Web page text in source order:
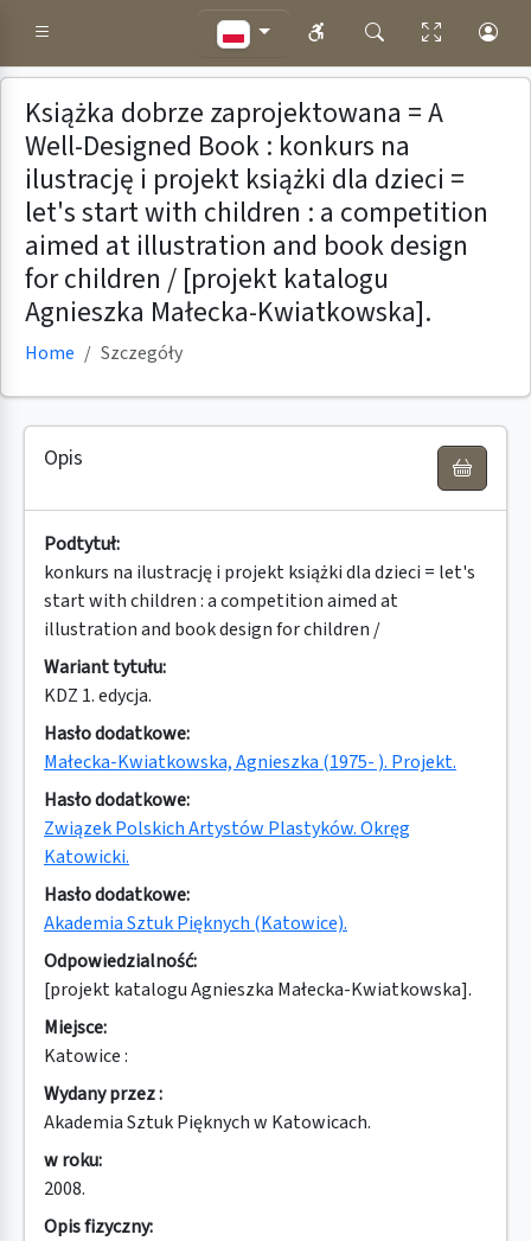
Książka dobrze zaprojektowana = A
Well-Designed Book : konkurs na
ilustrację i projekt książki dla dzieci =
let's start with children : a competition
aimed at illustration and book design
for children / [projekt katalogu
Agnieszka Małecka-Kwiatkowska].
Home Szczegóły
Opis
Podtytuł:
konkurs na ilustrację i projekt książki dla dzieci = let's
start with children : a competition aimed at
illustration and book design for children /
Wariant tytułu:
KDZ 1. edycja.
Hasło dodatkowe:
Małecka-Kwiatkowska, Agnieszka (1975- ). Projekt.
Hasło dodatkowe:
Związek Polskich Artystów Plastyków. Okręg
Katowicki.
Hasło dodatkowe:
Akademia Sztuk Pięknych (Katowice).
Odpowiedzialność:
[projekt katalogu Agnieszka Małecka-Kwiatkowska].
Miejsce:
Katowice :
Wydany przez :
Akademia Sztuk Pięknych w Katowicach.
w roku:
2008.
Opis fizyczny: